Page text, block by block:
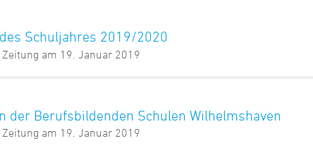
Schuljahres 2019/2020
am 19. Januar 2019
der Berufsbildenden Schulen Wilhelmshaven
am 19. Januar 2019